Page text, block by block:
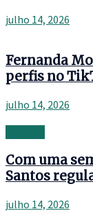
julho 14, 2026
Fernanda
perfis no
julho 14, 2026
Com uma
Santos
julho 14, 2026